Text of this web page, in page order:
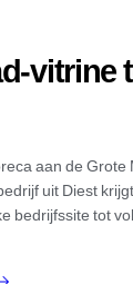
vitrine
aan de Grote
uit Diest
bedrijfssite tot